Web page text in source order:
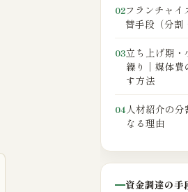
02フランチャ
替手段（分割
03立ち上げ期
繰り｜媒体
す方法
04人材紹介の
なる理由
資金調達の手